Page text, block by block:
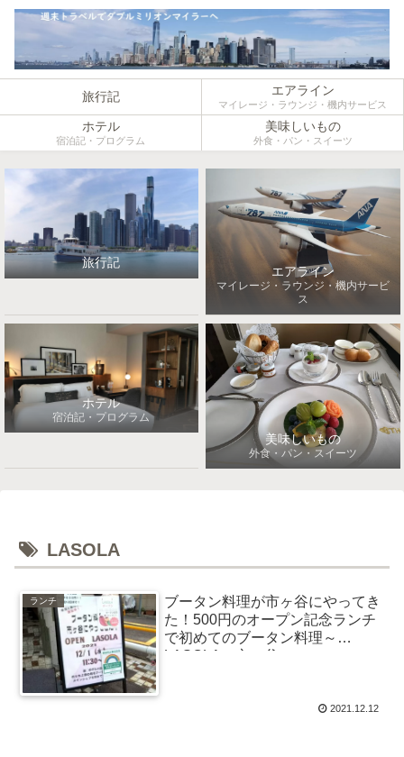
旅行記 エアライン
マイレージ・ラウンジ・機内サービス
ホテル
宿泊記・プログラム
美味しいもの
外食・パン・スイーツ
旅行記
エアライン
マイレージ・ラウンジ・機内サービ
ス
ホテル
宿泊記・プログラム
美味しいもの
外食・パン・スイーツ
LASOLA
ランチ
ブータン料理が市ヶ谷にやってき
た！500円のオープン記念ランチ
で初めてのブータン料理～
LASOLA（市ヶ谷）
2021.12.12